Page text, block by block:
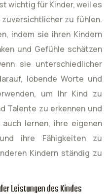
wichtig für Kinder, weil es
zu fühlen.
indem sie ihren Kindern
und Gefühle schätzen
sie unterschiedlicher
lobende Worte und
um Ihr Kind zu
Talente zu erkennen und
lernen, ihre eigenen
ihre Fähigkeiten zu
Kindern ständig zu
Leistungen des Kindes